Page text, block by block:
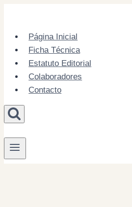
contentPágina Inicial
Ficha Técnica
Estatuto Editorial
Colaboradores
Contacto